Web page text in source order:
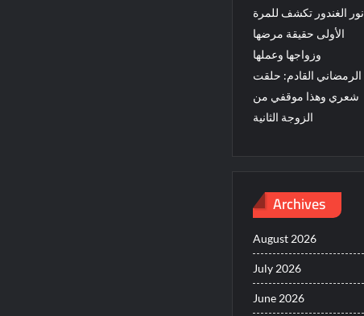
نور الغندور تكشف للمرة
الأولى حقيقة مرضها
وزواجها وعملها
الرمضاني القادم: حلقت
شعري وهذا موقفي من
الزوجة الثانية
Archives
August 2026
July 2026
June 2026